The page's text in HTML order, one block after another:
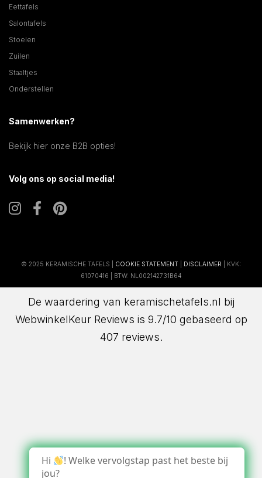
Eettafels
Salontafels
Stoelen
Zuilen
Staaltjes
Onderstellen
Samenwerken?
Bekijk hier onze B2B opties!
Volg ons op social media!
© 2025 KERAMISCHE TAFELS | COOKIE STATEMENT DISCLAIMER | KVK:
61070416 | BTW: NL002142731B64
De waardering van keramischetafels.nl bij
WebwinkelKeur Reviews is 9.7/10 gebaseerd op
407 reviews.
Hi
! Welke vervolgstap past het beste bij
jou?